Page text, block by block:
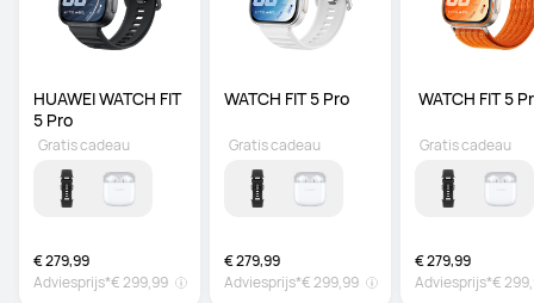
HUAWEI WATCH FIT
5 Pro
€ 279,99
Adviesprijs*€ 299,99
Gratis cadeau
WATCH FIT 5 Pro
€ 279,99
Adviesprijs*€ 299,99
Gratis cadeau
WATCH FIT 5
€ 279,99
Adviesprijs*€
Gratis cadeau